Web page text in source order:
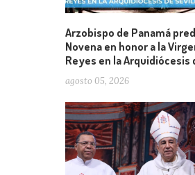
Arzobispo de Panamá
Novena en honor a la
Reyes en la Arquidiócesis
agosto 05, 2026